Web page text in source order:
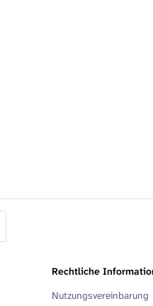
Rechtliche
Nutzungsvereinbarung